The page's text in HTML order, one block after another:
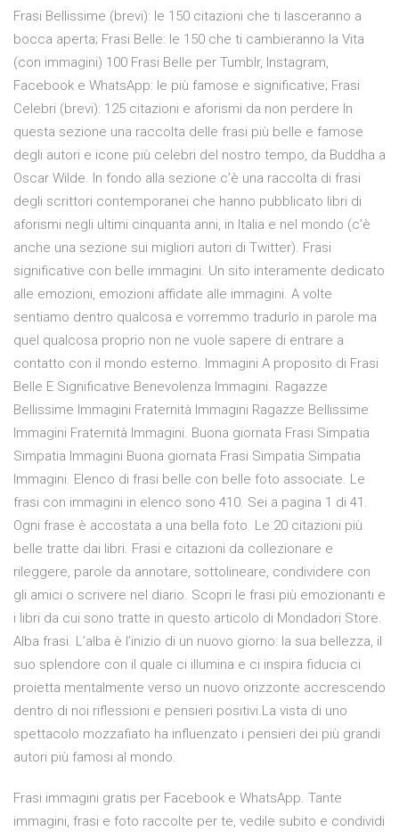
Frasi Bellissime (brevi): le 150 citazioni che ti lasceranno a
bocca aperta; Frasi Belle: le 150 che ti cambieranno la Vita
(con immagini) 100 Frasi Belle per Tumblr, Instagram,
Facebook e WhatsApp: le più famose e significative; Frasi
Celebri (brevi): 125 citazioni e aforismi da non perdere In
questa sezione una raccolta delle frasi più belle e famose
degli autori e icone più celebri del nostro tempo, da Buddha a
Oscar Wilde. In fondo alla sezione c’è una raccolta di frasi
degli scrittori contemporanei che hanno pubblicato libri di
aforismi negli ultimi cinquanta anni, in Italia e nel mondo (c’è
anche una sezione sui migliori autori di Twitter). Frasi
significative con belle immagini. Un sito interamente dedicato
alle emozioni, emozioni affidate alle immagini. A volte
sentiamo dentro qualcosa e vorremmo tradurlo in parole ma
quel qualcosa proprio non ne vuole sapere di entrare a
contatto con il mondo esterno. Immagini A proposito di Frasi
Belle E Significative Benevolenza Immagini. Ragazze
Bellissime Immagini Fraternità Immagini Ragazze Bellissime
Immagini Fraternità Immagini. Buona giornata Frasi Simpatia
Simpatia Immagini Buona giornata Frasi Simpatia Simpatia
Immagini. Elenco di frasi belle con belle foto associate. Le
frasi con immagini in elenco sono 410. Sei a pagina 1 di 41.
Ogni frase è accostata a una bella foto. Le 20 citazioni più
belle tratte dai libri. Frasi e citazioni da collezionare e
rileggere, parole da annotare, sottolineare, condividere con
gli amici o scrivere nel diario. Scopri le frasi più emozionanti e
i libri da cui sono tratte in questo articolo di Mondadori Store.
Alba frasi. L’alba è l’inizio di un nuovo giorno: la sua bellezza, il
suo splendore con il quale ci illumina e ci inspira fiducia ci
proietta mentalmente verso un nuovo orizzonte accrescendo
dentro di noi riflessioni e pensieri positivi.La vista di uno
spettacolo mozzafiato ha influenzato i pensieri dei più grandi
autori più famosi al mondo.
Frasi immagini gratis per Facebook e WhatsApp. Tante
immagini, frasi e foto raccolte per te, vedile subito e condividi